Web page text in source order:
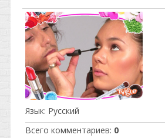
Язык: Русский
Всего комментариев: 0